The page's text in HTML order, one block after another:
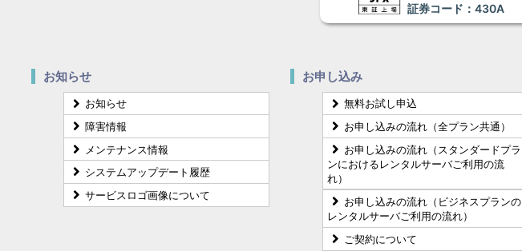
証券コード：430A
お知らせ
お知らせ
障害情報
メンテナンス情報
システムアップデート履歴
サービスロゴ画像について
お申し込み
無料お試し申込
お申し込みの流れ（全プラン共通）
お申し込みの流れ（スタンダードプラ
ンにおけるレンタルサーバご利用の流
れ）
お申し込みの流れ（ビジネスプランの
レンタルサーバご利用の流れ）
ご契約について